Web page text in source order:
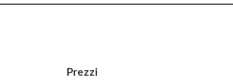
Prezzi